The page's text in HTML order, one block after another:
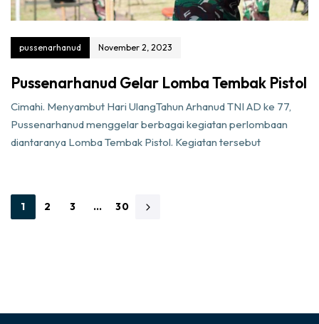
pussenarhanud November 2, 2023
Pussenarhanud Gelar Lomba Tembak Pistol
Cimahi. Menyambut Hari UlangTahun Arhanud TNI AD ke 77,
Pussenarhanud menggelar berbagai kegiatan perlombaan
diantaranya Lomba Tembak Pistol. Kegiatan tersebut
1 2 3 … 30